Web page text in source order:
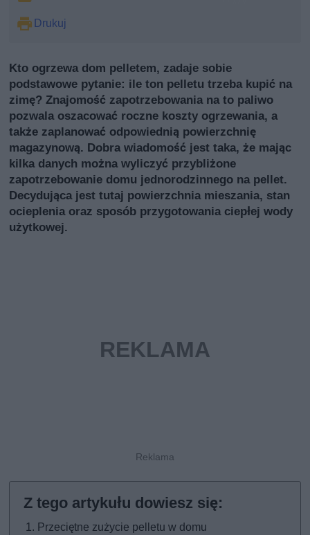
Drukuj
Kto ogrzewa dom pelletem, zadaje sobie
podstawowe pytanie: ile ton pelletu trzeba kupić na
zimę? Znajomość zapotrzebowania na to paliwo
pozwala oszacować roczne koszty ogrzewania, a
także zaplanować odpowiednią powierzchnię
magazynową. Dobra wiadomość jest taka, że mając
kilka danych można wyliczyć przybliżone
zapotrzebowanie domu jednorodzinnego na pellet.
Decydująca jest tutaj powierzchnia mieszania, stan
ocieplenia oraz sposób przygotowania ciepłej wody
użytkowej.
Przeciętne zużycie pelletu w domu